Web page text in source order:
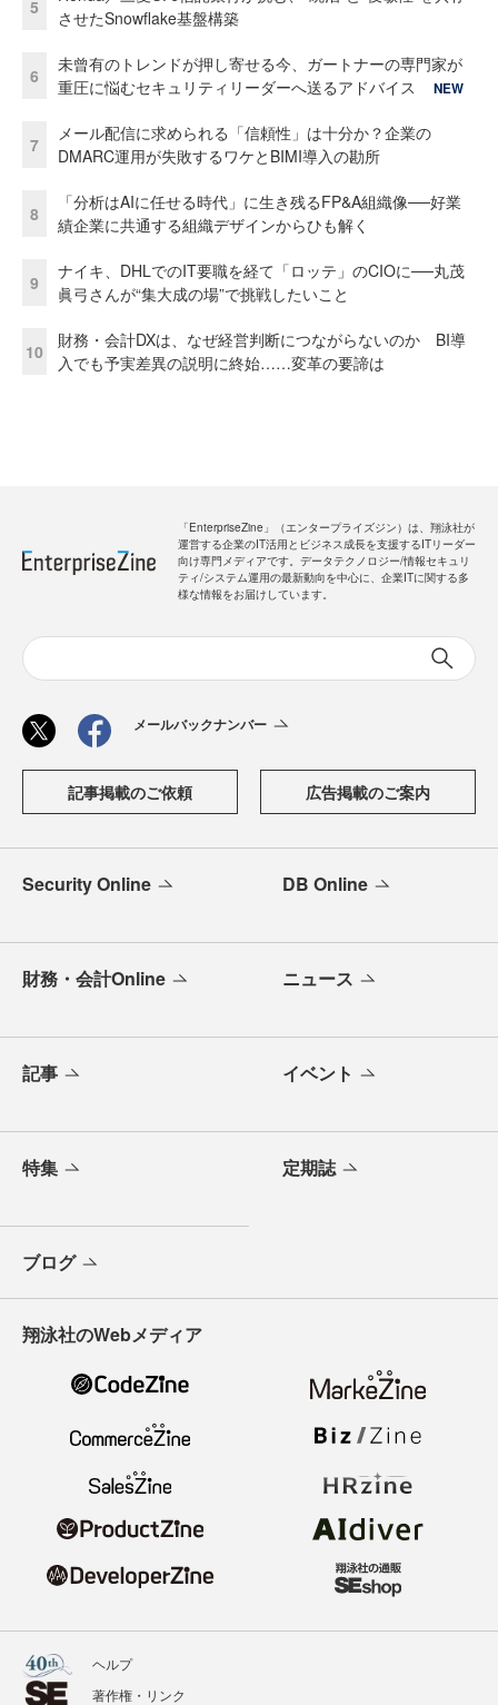
5
させたSnowflake基盤構築
6
未曾有のトレンドが押し寄せる今、ガートナーの専門家が
重圧に悩むセキュリティリーダーへ送るアドバイス
NEW
7
メール配信に求められる「信頼性」は十分か？企業の
DMARC運用が失敗するワケとBIMI導入の勘所
8
「分析はAIに任せる時代」に生き残るFP&A組織像──好業
績企業に共通する組織デザインからひも解く
9
ナイキ、DHLでのIT要職を経て「ロッテ」のCIOに──丸茂
眞弓さんが“集大成の場”で挑戦したいこと
10
財務・会計DXは、なぜ経営判断につながらないのか BI導
入でも予実差異の説明に終始……変革の要諦は
「EnterpriseZine」（エンタープライズジン）は、翔泳社が
運営する企業のIT活用とビジネス成長を支援するITリーダー
向け専門メディアです。データテクノロジー/情報セキュリ
ティ/システム運用の最新動向を中心に、企業ITに関する多
様な情報をお届けしています。
メールバックナンバー
記事掲載のご依頼 広告掲載のご案内
Security Online DB Online
財務・会計Online ニュース
記事 イベント
特集 定期誌
ブログ
翔泳社のWebメディア
ヘルプ
著作権・リンク